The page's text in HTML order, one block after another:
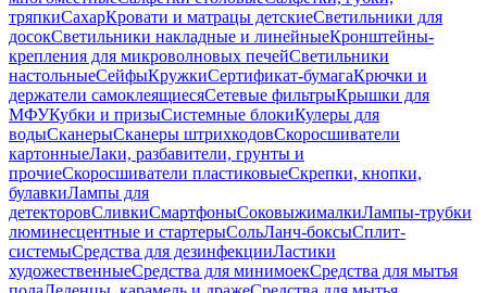
тряпкиСахарКровати и матрацы детскиеСветильники для
досокСветильники накладные и линейныеКронштейны-
крепления для микроволновых печейСветильники
настольныеСейфыКружкиСертификат-бумагаКрючки и
держатели самоклеящиесяСетевые фильтрыКрышки для
МФУКубки и призыСистемные блокиКулеры для
водыСканерыСканеры штрихкодовСкоросшиватели
картонныеЛаки, разбавители, грунты и
прочиеСкоросшиватели пластиковыеСкрепки, кнопки,
булавкиЛампы для
детекторовСливкиСмартфоныСоковыжималкиЛампы-трубки
люминесцентные и стартерыСольЛанч-боксыСплит-
системыСредства для дезинфекцииЛастики
художественныеСредства для минимоекСредства для мытья